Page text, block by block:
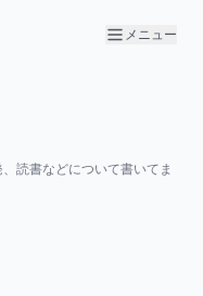
メニュー
読書などについて書いてま